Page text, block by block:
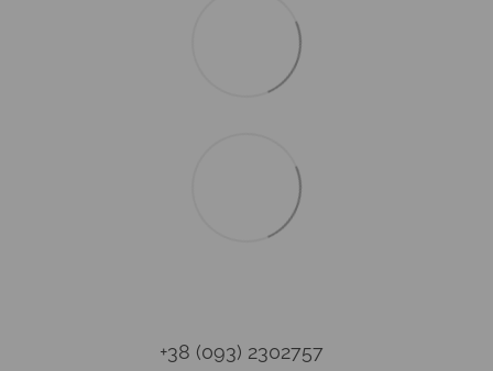
+38 (093) 2302757